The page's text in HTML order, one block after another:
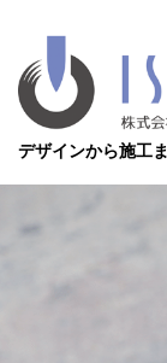
デザインから施工